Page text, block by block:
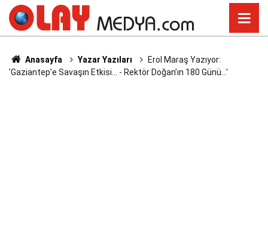
Anasayfa Yazar Yazıları
Erol Maraş Yazıyor:
'Gaziantep’e Savaşın Etkisi... - Rektör Doğan’ın 180 Günü...'